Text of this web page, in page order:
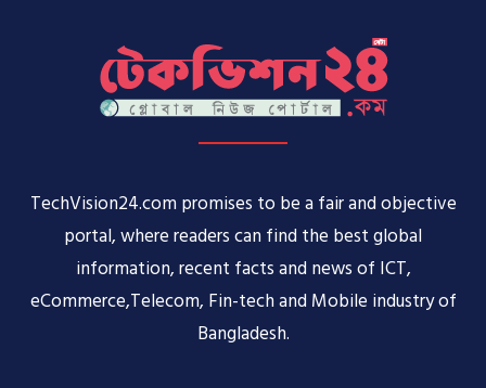
TechVision24.com promises to be a fair and objective
portal, where readers can find the best global
information, recent facts and news of ICT,
eCommerce,Telecom, Fin-tech and Mobile industry of
Bangladesh.